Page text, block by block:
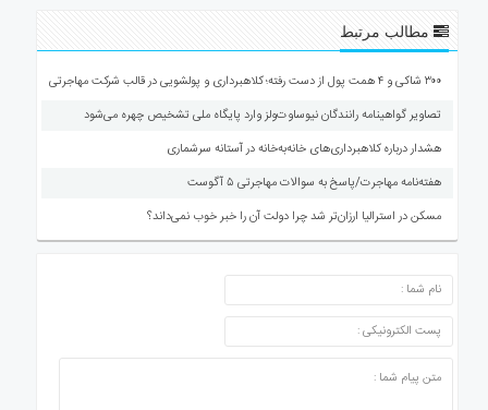
مطالب مرتبط
۳۰۰ شاکی و ۴ همت پول از دست رفته؛ کلاهبرداری و پولشویی در قالب شرکت مهاجرتی
تصاویر گواهینامه رانندگان نیوساوت‌ولز وارد پایگاه ملی تشخیص چهره می‌شود
هشدار درباره کلاهبرداری‌های خانه‌به‌خانه در آستانه سرشماری
هفته‌نامه مهاجرت/پاسخ به سوالات مهاجرتی ۵ آگوست
مسکن در استرالیا ارزان‌تر شد چرا دولت آن را خبر خوب نمی‌داند؟
ارسال دیدگاه